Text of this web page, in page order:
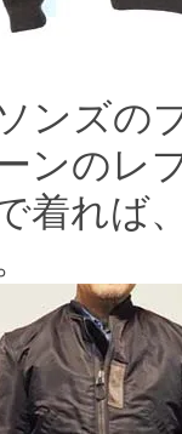
ンズの
ンのレ
着れば